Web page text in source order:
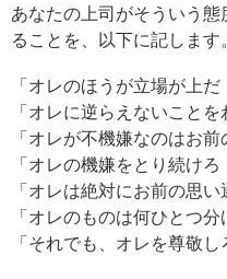
あなたの上司がそういう
ることを、以下に記します
「オレのほうが立場が上だ
「オレに逆らえないことを
「オレが不機嫌なのはお前
「オレの機嫌をとり続けろ
「オレは絶対にお前の思
「オレのものは何ひとつ分
「それでも、オレを尊敬し